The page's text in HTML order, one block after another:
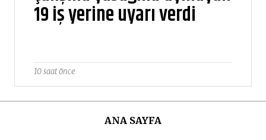
19 iş yerine uyarı verdi
10 saat önce
ANA SAYFA